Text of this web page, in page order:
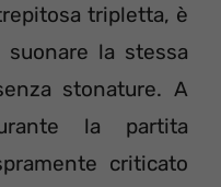
tripletta, è
la stessa
stonature. A
la partita
criticato